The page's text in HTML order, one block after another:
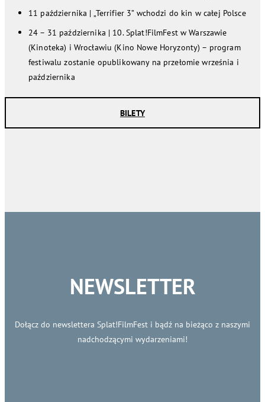
11 października | „Terrifier 3” wchodzi do kin w całej Polsce
24 – 31 października | 10. Splat!FilmFest w Warszawie
(Kinoteka) i Wrocławiu (Kino Nowe Horyzonty) – program
festiwalu zostanie opublikowany na przełomie września i
października
BILETY
NEWSLETTER
Dołącz do newslettera Splat!FilmFest i bądź na bieżąco z naszymi
nadchodzącymi wydarzeniami!